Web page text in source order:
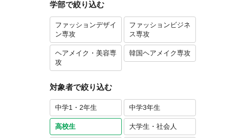
学部で絞り込む
ファッションデザイ
ン専攻
ファッションビジネ
ス専攻
ヘアメイク・美容専
攻
韓国ヘアメイク専攻
対象者で絞り込む
中学1・2年生 中学3年生
高校生 大学生・社会人